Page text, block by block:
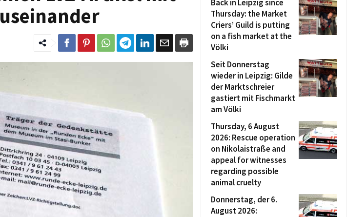
Back in Leipzig since
Thursday: the Market
Criers’ Guild is putting
on a fish market at the
Völki
Seit Donnerstag
wieder in Leipzig: Gilde
der Marktschreier
gastiert mit Fischmarkt
am Völki
Thursday, 6 August
2026: Rescue operation
on Nikolaistraße and
appeal for witnesses
regarding possible
animal cruelty
Donnerstag, der 6.
August 2026: